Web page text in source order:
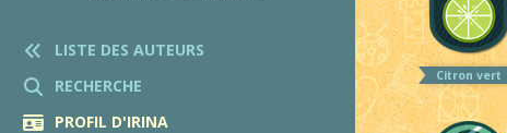
LISTE DES AUTEURS
RECHERCHE
PROFIL D'IRINA
Citron vert